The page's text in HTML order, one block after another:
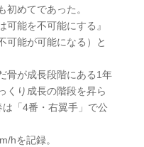
初めてであった。
能を不可能にする』
可能が可能になる）と
骨が成長段階にある1年
くり成長の階段を昇ら
「4番・右翼手」で公
hを記録。